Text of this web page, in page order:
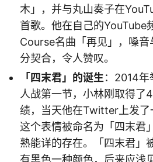
木」，并与丸山奏子在
首歌。他在自己的YouTube
Course名曲「再见」，嗓
分契合，令人赞叹。
「四末君」的诞生：2014年
人战第一节，小林刚取得了
绩，当天他在Twitter上发了
这个表情被命名为「四末君
熟能详的存在。「四末君」